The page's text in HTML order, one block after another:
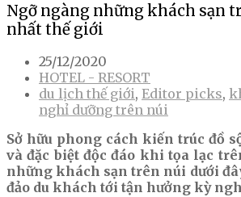
Ngỡ ngàng những khách sạn
nhất thế giới
25/12/2020
HOTEL - RESORT
du lịch thế giới, Editor picks,
nghỉ dưỡng trên núi
Sở hữu phong cách kiến trúc đồ
và đặc biệt độc đáo khi tọa lạc
những khách sạn trên núi dưới
đảo du khách tới tận hưởng kỳ